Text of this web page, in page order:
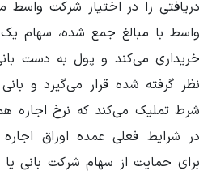
دریافتی را در اختیار شرکت
واسط با مبالغ جمع شده، سهام
خریداری می‌کند و پول به دست
نظر گرفته شده قرار می‌گیرد و بانی
شرط تملیک می‌کند که نرخ اجاره
در شرایط فعلی عمده اوراق
برای حمایت از سهام شرکت بانی یا